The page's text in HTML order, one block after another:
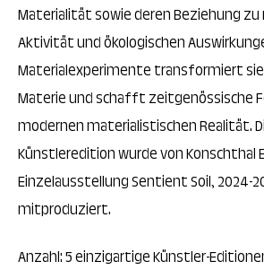
Materialität sowie deren Beziehung zu
Aktivität und ökologischen
Materialexperimente transformiert
Materie und schafft zeitgenössische
modernen materialistischen Realität.
Künstleredition wurde von Konschthal
Einzelausstellung Sentient Soil, 2024-
mitproduziert.
Anzahl: 5 einzigartige Künstler-